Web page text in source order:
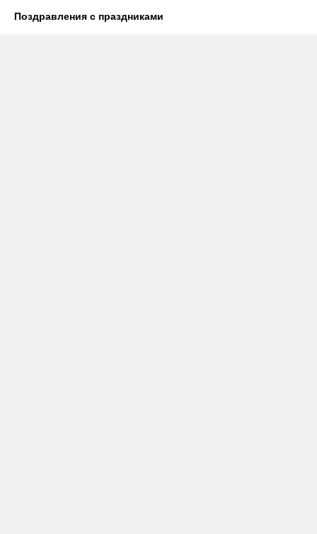
Поздравления с праздниками